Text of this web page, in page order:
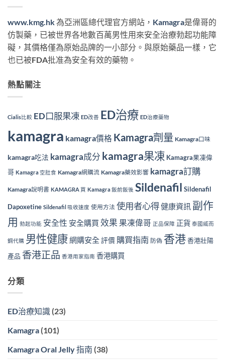
www.kmg.hk為亞洲區總代理官方網站， Kamagra是偉哥的
仿製藥，已被世界各地數百萬男性用來安全治療勃起功能障
礙，其價格僅為原始品牌的一小部分。與原始藥品一樣，它
也已被FDA批准為安全有效的藥物。
熱點關注
Cialis比較 ED口服果凍 ED改善 ED治療 ED治療藥物
kamagra kamagra價格 Kamagra劑量 Kamagra口味
kamagra吃法 kamagra成分 kamagra果凍 Kamagra果凍偉
哥 Kamagra 空肚食 Kamagra網購流 Kamagra藥效影響 kamagra訂購
Kamagra說明書 KAMAGRA 買 Kamagra 飯前飯後 Sildenafil Sildenafil
Dapoxetine Sildenafil 吸收速度 使用方法 使用者心得健康資訊 副作
用 勃起功能 安全性 安全購買 效果 果凍偉哥 正品保障 正貨 泰國威而
鋼代購 男性健康網購安全評價 購買指南 防偽 香港香港壯陽
產品 香港正品 香港用家指南 香港購買
分類
ED治療知識 (23)
Kamagra (101)
Kamagra Oral Jelly 指南 (38)